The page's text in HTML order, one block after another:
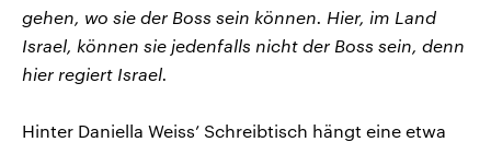
gehen, wo sie der Boss sein können. Hier, im Land
Israel, können sie jedenfalls nicht der Boss sein, denn
hier regiert Israel.
Hinter Daniella Weiss’ Schreibtisch hängt eine etwa